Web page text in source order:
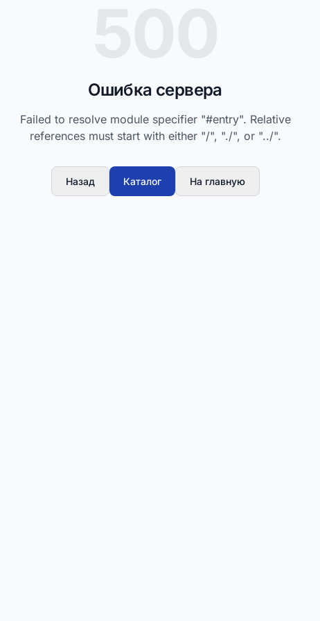
Ошибка сервера
Failed to resolve module specifier "#entry". Relative
references must start with either "/", "./", or "../".
Назад Каталог На главную